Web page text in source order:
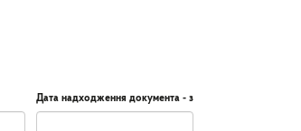
Дата надходження документа - з